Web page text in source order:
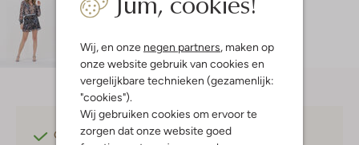
Wij, en onze negen partners, maken op
onze website gebruik van cookies en
vergelijkbare technieken (gezamenlijk:
"cookies").
Wij gebruiken cookies om ervoor te
zorgen dat onze website goed
Danielle is 1 meter 74 lang en draagt maat S.
Gratis verzendingvanaf €75,-